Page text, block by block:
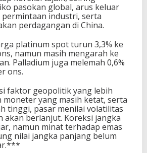
pasokan global, arus keluar
permintaan industri, serta
perdagangan di China.
platinum spot turun 3,3% ke
namun masih mengarah ke
Palladium juga melemah 0,6%
ons.
faktor geopolitik yang lebih
yang masih ketat, serta
tinggi, pasar menilai volatilitas
akan berlanjut. Koreksi jangka
namun minat terhadap emas
nilai jangka panjang belum